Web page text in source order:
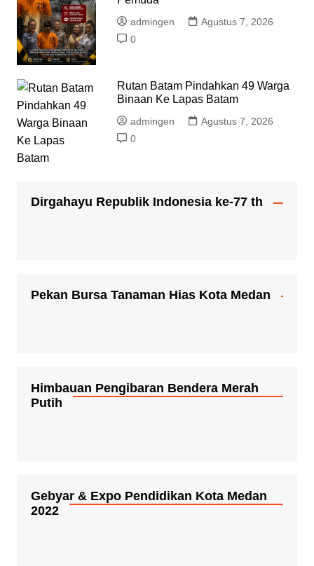
admingen
Agustus 7, 2026
0
Rutan Batam Pindahkan 49 Warga
Binaan Ke Lapas Batam
admingen
Agustus 7, 2026
0
Dirgahayu Republik Indonesia ke-77 th
Pekan Bursa Tanaman Hias Kota Medan
Himbauan Pengibaran Bendera Merah
Putih
Gebyar & Expo Pendidikan Kota Medan
2022